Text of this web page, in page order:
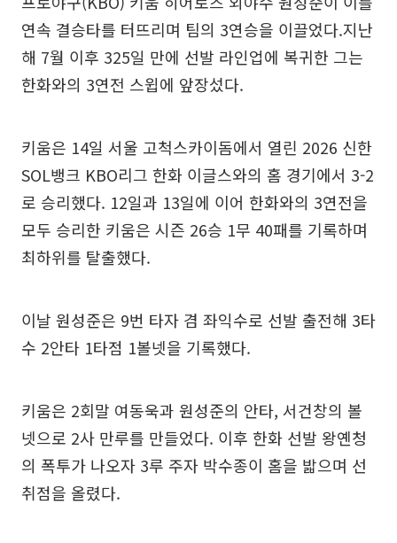
연속 결승타를 터뜨리며 팀의 3연승을 이끌었다.지난
해 7월 이후 325일 만에 선발 라인업에 복귀한 그는
한화와의 3연전 스윕에 앞장섰다.
키움은 14일 서울 고척스카이돔에서 열린 2026 신한
SOL뱅크 KBO리그 한화 이글스와의 홈 경기에서 3-2
로 승리했다. 12일과 13일에 이어 한화와의 3연전을
모두 승리한 키움은 시즌 26승 1무 40패를 기록하며
최하위를 탈출했다.
이날 원성준은 9번 타자 겸 좌익수로 선발 출전해 3타
수 2안타 1타점 1볼넷을 기록했다.
키움은 2회말 여동욱과 원성준의 안타, 서건창의 볼
넷으로 2사 만루를 만들었다. 이후 한화 선발 왕옌청
의 폭투가 나오자 3루 주자 박수종이 홈을 밟으며 선
취점을 올렸다.